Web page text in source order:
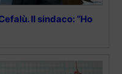
Il sindaco: “Ho